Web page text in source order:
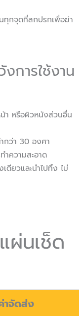
ทุกจุดที่สกปรกเพื่อฆ่า
การใช้งาน
น้า หรือผิวหนังส่วนอื่น
กว่า 30 องศา
ำความสะอาด
ดียวและนำไปทิ้ง ไม่
แผ่นเช็ด
าจัดส่ง